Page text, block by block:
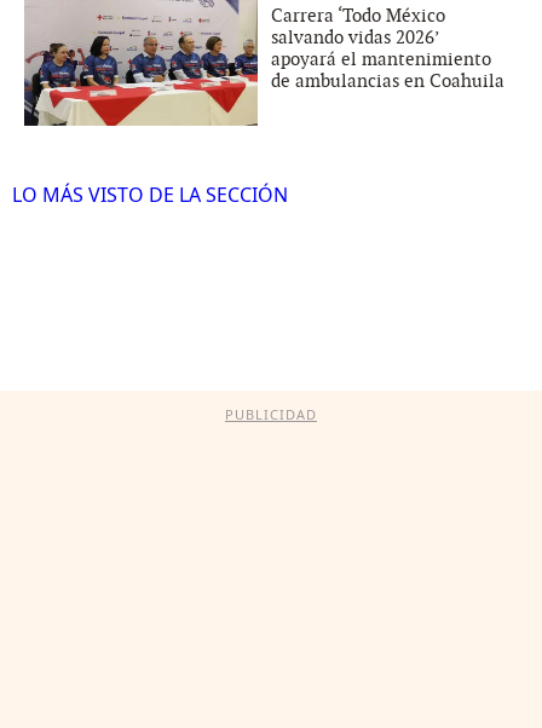
Carrera ‘Todo México
salvando vidas 2026’
apoyará el mantenimiento
de ambulancias en Coahuila
LO MÁS VISTO DE LA SECCIÓN
PUBLICIDAD